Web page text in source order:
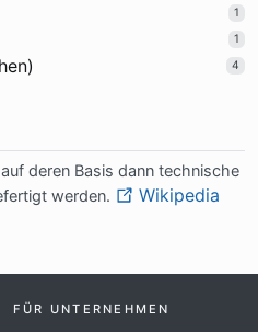
1
1
4
de­ren Ba­sis dann tech­ni­sche
wer­den.
Wikipedia
FÜR UNTERNEHMEN